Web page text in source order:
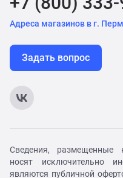
Адреса магазинов в г.
Задать вопрос
Сведения, размещенные
носят исключительно
являются публичной